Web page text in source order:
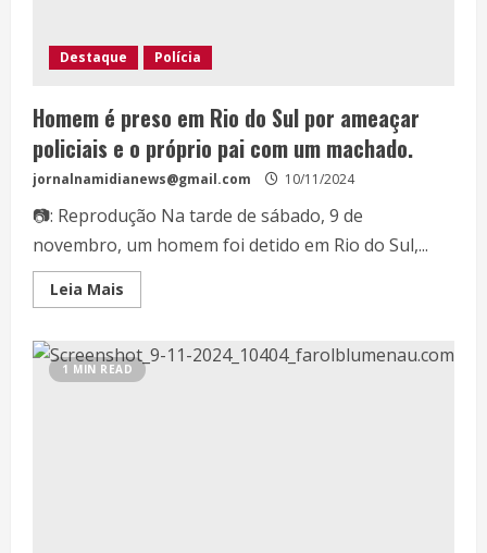
Destaque Polícia
Homem é preso em Rio do Sul por ameaçar
policiais e o próprio pai com um machado.
jornalnamidianews@gmail.com 10/11/2024
📷: Reprodução Na tarde de sábado, 9 de
novembro, um homem foi detido em Rio do Sul,...
Leia Mais
1 MIN READ